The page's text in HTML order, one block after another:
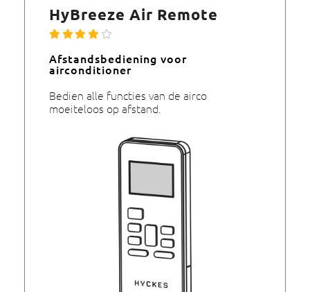
HyBreeze Air Remote
Afstandsbediening voor
airconditioner
Bedien alle functies van de airco
moeiteloos op afstand.